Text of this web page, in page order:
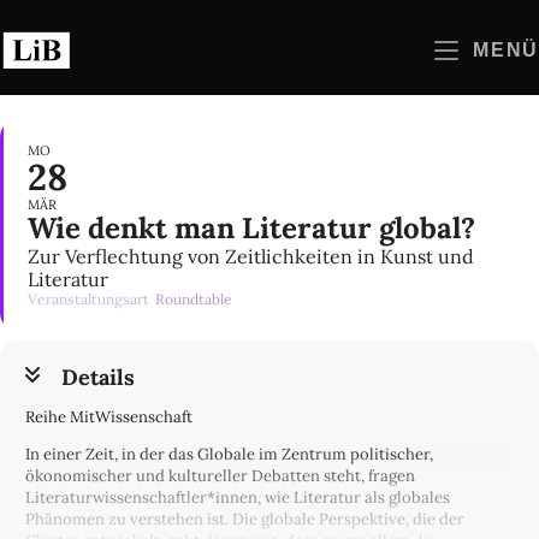
Inhalt
springen
MENÜ
MO
28
MÄR
Wie denkt man Literatur global?
Zur Verflechtung von Zeitlichkeiten in Kunst und
Literatur
Veranstaltungsart Roundtable
Details
Reihe MitWissenschaft
In einer Zeit, in der das Globale im Zentrum politischer,
ökonomischer und kultureller Debatten steht, fragen
Literaturwissenschaftler*innen, wie Literatur als globales
Phänomen zu verstehen ist. Die globale Perspektive, die der